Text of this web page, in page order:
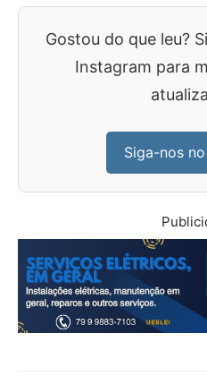
Gostou do que leu?
Instagram para
Siga-nos